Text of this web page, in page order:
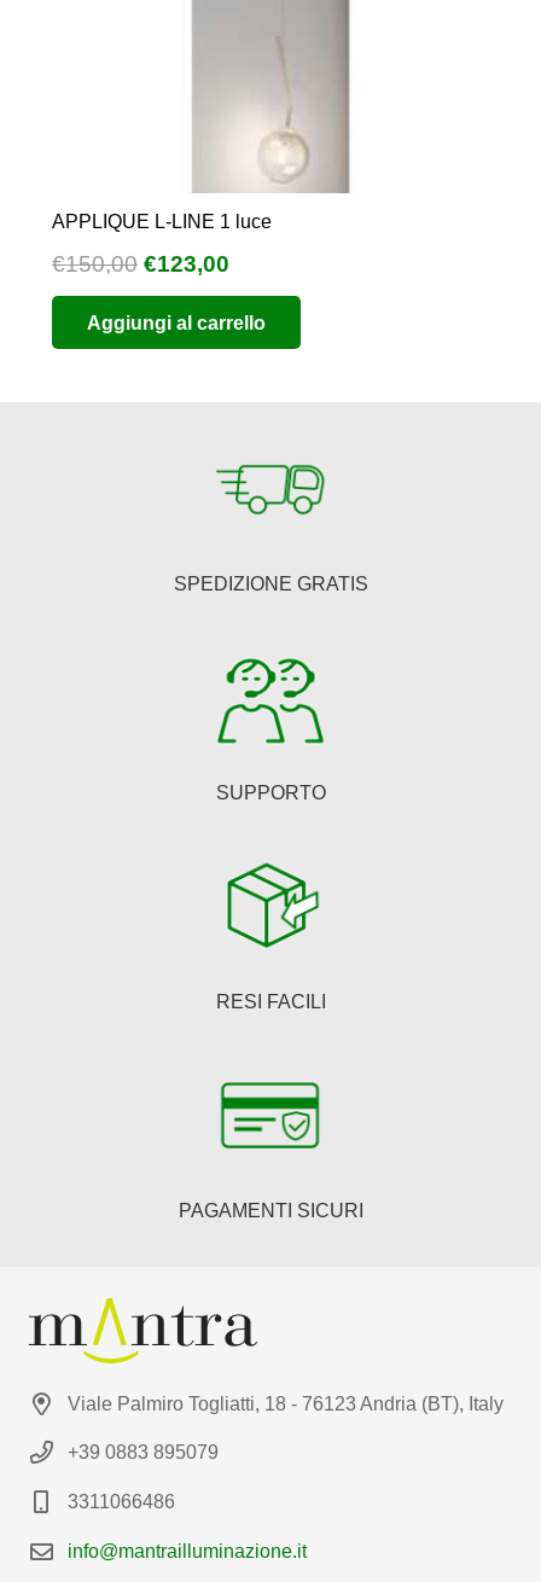
APPLIQUE L-LINE 1 luce
€150,00 Il
prezzo
originale
era:
€123,00
prezzo
attuale
è:
Aggiungi al carrello
SPEDIZIONE GRATIS
SUPPORTO
RESI FACILI
PAGAMENTI SICURI
Viale Palmiro Togliatti, 18 - 76123 Andria (BT), Italy
+39 0883 895079
3311066486
info@mantrailluminazione.it